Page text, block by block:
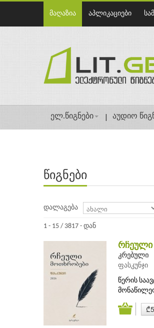
მაღაზია აპლიკაციები
ელ.წიგნები აუდიო
წიგნები
დალაგება
1 - 15 / 3817 - დან
რჩეული
კრებული
ფასკუნჯი
წერის